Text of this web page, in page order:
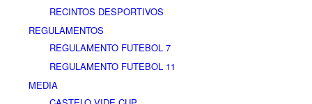
RECINTOS DESPORTIVOS
REGULAMENTOS
REGULAMENTO FUTEBOL 7
REGULAMENTO FUTEBOL 11
MEDIA